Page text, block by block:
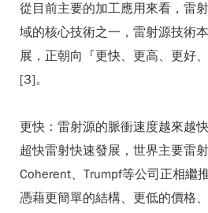
從目前主要的加工應用來看，雷
域的核心技術之一，雷射源技術
展，正朝向『更快、更高、更好
[3]。
更快：雷射源的脈衝速度越來越
超快雷射快速發展，世界主要雷射
Coherent、Trumpf等公司正相繼
憑藉更簡單的結構、更低的價格